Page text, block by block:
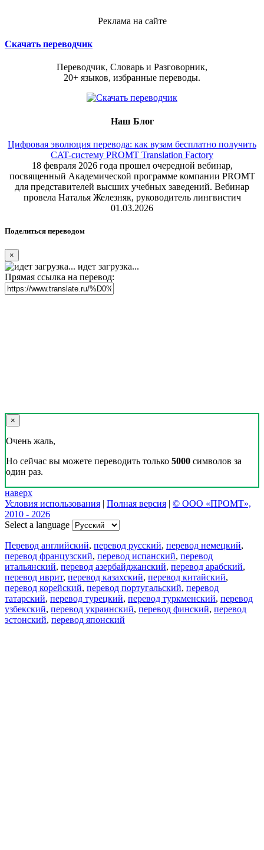
Реклама на сайте
Скачать переводчик
Переводчик, Словарь и Разговорник,
20+ языков, избранные переводы.
Наш Блог
Цифровая эволюция перевода: как вузам бесплатно получить
CAT-систему PROMT Translation Factory
18 февраля 2026 года прошел очередной вебинар,
посвященный Академической программе компании PROMT
для представителей высших учебных заведений. Вебинар
провела Наталья Железняк, руководитель лингвистич
01.03.2026
Поделиться переводом
×
идет загрузка...
Прямая ссылка на перевод:
×
Очень жаль,
Но сейчас вы можете переводить только 5000 символов за
один раз.
наверх
Условия использования | Полная версия | © ООО «ПРОМТ»,
2010 - 2026
Select a language
Перевод английский, перевод русский, перевод немецкий,
перевод французский, перевод испанский, перевод
итальянский, перевод азербайджанский, перевод арабский,
перевод иврит, перевод казахский, перевод китайский,
перевод корейский, перевод португальский, перевод
татарский, перевод турецкий, перевод туркменский, перевод
узбекский, перевод украинский, перевод финский, перевод
эстонский, перевод японский